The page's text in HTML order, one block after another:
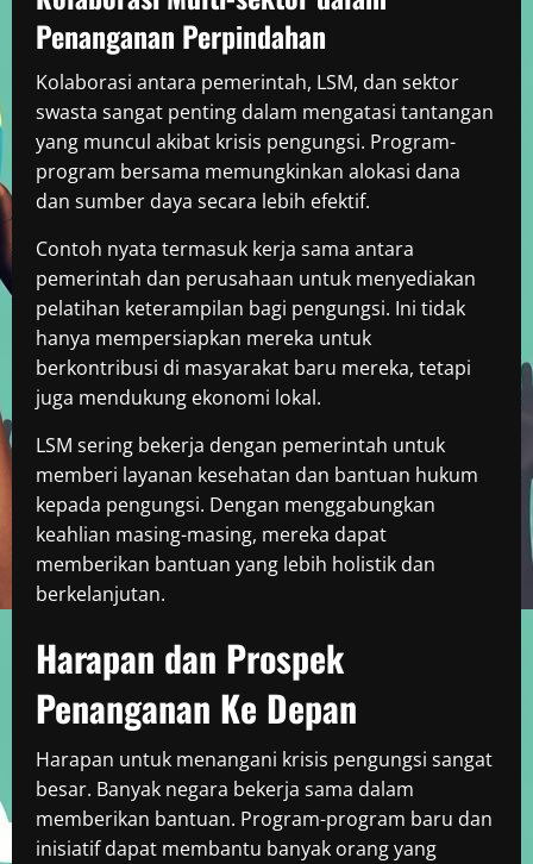
Penanganan Perpindahan
Kolaborasi antara pemerintah, LSM, dan sektor
swasta sangat penting dalam mengatasi tantangan
yang muncul akibat krisis pengungsi. Program-
program bersama memungkinkan alokasi dana
dan sumber daya secara lebih efektif.
Contoh nyata termasuk kerja sama antara
pemerintah dan perusahaan untuk menyediakan
pelatihan keterampilan bagi pengungsi. Ini tidak
hanya mempersiapkan mereka untuk
berkontribusi di masyarakat baru mereka, tetapi
juga mendukung ekonomi lokal.
LSM sering bekerja dengan pemerintah untuk
memberi layanan kesehatan dan bantuan hukum
kepada pengungsi. Dengan menggabungkan
keahlian masing-masing, mereka dapat
memberikan bantuan yang lebih holistik dan
berkelanjutan.
Harapan dan Prospek
Penanganan Ke Depan
Harapan untuk menangani krisis pengungsi sangat
besar. Banyak negara bekerja sama dalam
memberikan bantuan. Program-program baru dan
inisiatif dapat membantu banyak orang yang